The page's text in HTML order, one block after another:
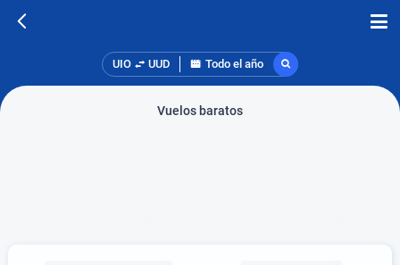
UIO UUD Todo el año
Vuelos baratos